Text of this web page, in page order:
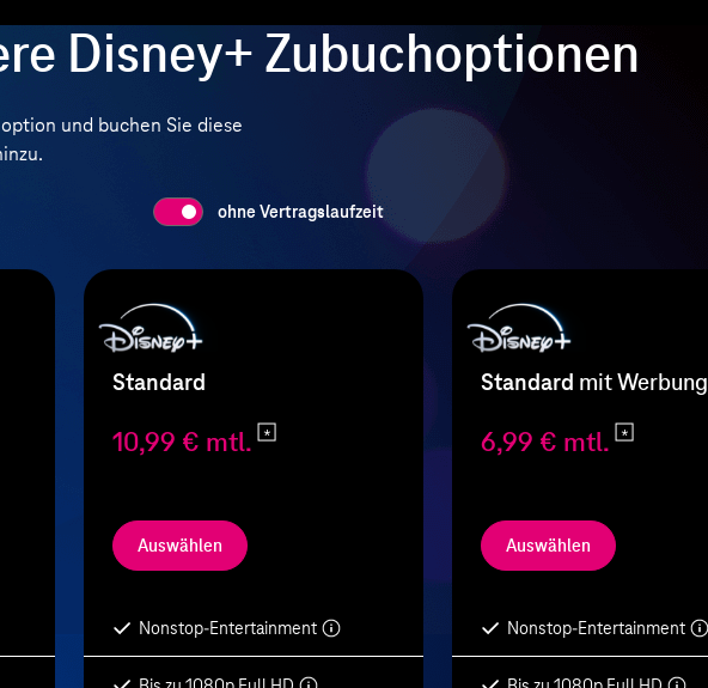
Disney+ Zubuchoptionen
und buchen Sie diese
ohne Vertragslaufzeit
Standard
10,99 € mtl.
Auswählen
Nonstop-Entertainment
Standard mit Werbung
6,99 € mtl.
Auswählen
Nonstop-Entertainment